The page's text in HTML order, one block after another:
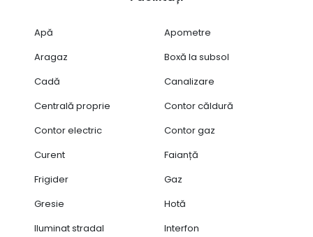
Apă
Apometre
Aragaz
Boxă la subsol
Cadă
Canalizare
Centrală proprie
Contor căldură
Contor electric
Contor gaz
Curent
Faianță
Frigider
Gaz
Gresie
Hotă
Iluminat stradal
Interfon